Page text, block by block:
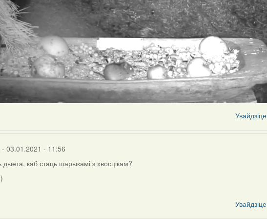
Увайдзіце
- 03.01.2021 - 11:56
дыета, каб стаць шарыкамі з хвосцікам?
Увайдзіце